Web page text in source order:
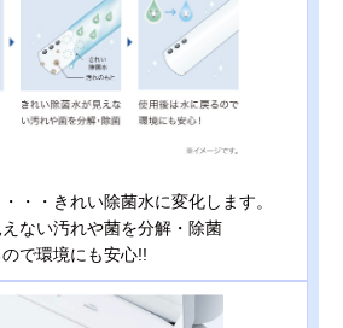
・・きれい除菌水に変化します。
えない汚れや菌を分解・除菌
で環境にも安心!!